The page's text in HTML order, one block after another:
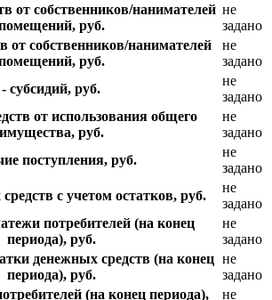
от собственников/нанимателей
руб.
не
задано
от собственников/нанимателей
руб.
не
задано
- субсидий, руб.
не
задано
от использования общего
имущества, руб.
не
задано
поступления, руб.
не
задано
с учетом остатков, руб.
не
задано
потребителей (на конец
периода), руб.
не
задано
денежных средств (на конец
периода), руб.
не
задано
(на конец периода),
не